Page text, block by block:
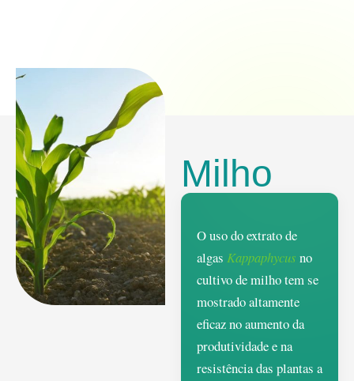
Milho
O uso do extrato de
algas Kappaphycus no
cultivo de milho tem se
mostrado altamente
eficaz no aumento da
produtividade e na
resistência das plantas a